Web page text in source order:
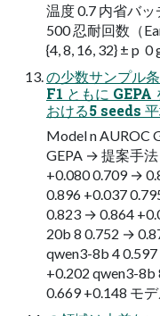
温度 0.7 内省バッ
500 忍耐回数（
{4, 8, 16, 32} ± p ​ 0
の少数サンプル
F1 ともに GEPA
おける5 seeds
Model n AUROC
GEPA → 提案手
+0.080 0.709 →
0.896 +0.037
0.823 → 0.864
20b 8 0.752 →
qwen3-8b 4
+0.202 qwen3-
0.669 +0.148 モ